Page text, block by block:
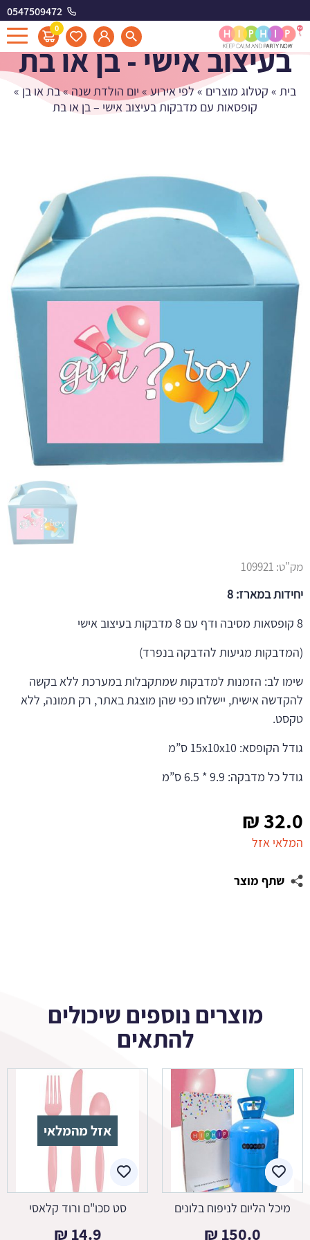
0547509472
0
קופסאות עם מדבקות
בעיצוב אישי - בן או בת
בית » קטלוג מוצרים » לפי אירוע» יום הולדת שנה»בת או בן »
קופסאות עם מדבקות בעיצוב אישי – בן או בת
32.0
₪
המלאי אזל
שתף מוצר
מק"ט: 109921
יחידות במארז: 8
8 קופסאות מסיבה ודף עם 8 מדבקות בעיצוב אישי
(המדבקות מגיעות להדבקה בנפרד)
שימו לב: הזמנות למדבקות שמתקבלות במערכת ללא בקשה
להקדשה אישית, יישלחו כפי שהן מוצגת באתר, רק תמונה, ללא
טקסט.
גודל הקופסא: 15x10x10 ס”מ
גודל כל מדבקה: 9.9 * 6.5 ס”מ
מוצרים נוספים שיכולים
להתאים
מיכל הליום לניפוח בלונים
150.0
₪
אזל מהמלאי
סט סכו"ם ורוד קלאסי
14.9
₪